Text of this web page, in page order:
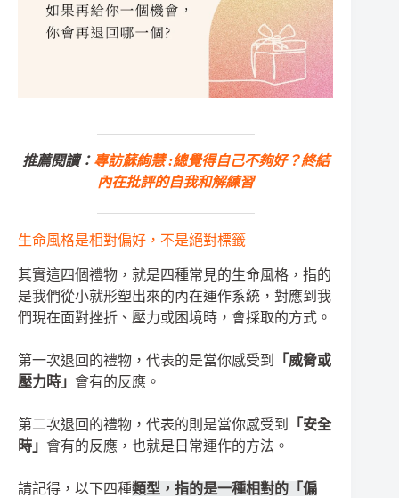
推薦閱讀： 專訪蘇絢慧 :總覺得自己不夠好？終結
內在批評的自我和解練習
生命風格是相對偏好，不是絕對標籤
其實這四個禮物，就是四種常見的生命風格，指的
是我們從小就形塑出來的內在運作系統，對應到我
們現在面對挫折、壓力或困境時，會採取的方式。
第一次退回的禮物，代表的是當你感受到
「威脅或
壓力時」 會有的反應。
第二次退回的禮物，代表的則是當你感受到
「安全
時」 會有的反應，也就是日常運作的方法。
請記得，以下四種類型，指的是一種相對的「偏